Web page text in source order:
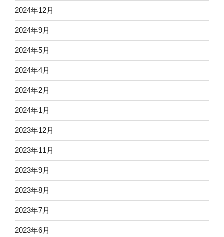
2024年12月
2024年9月
2024年5月
2024年4月
2024年2月
2024年1月
2023年12月
2023年11月
2023年9月
2023年8月
2023年7月
2023年6月